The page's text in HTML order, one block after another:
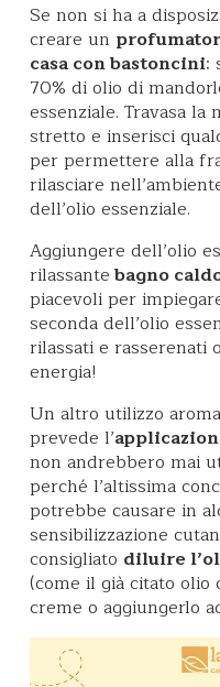
Se non si ha a
creare un
casa con bastoncini:
70% di olio di
essenziale. Travasa
stretto e inserisci
per permettere alla
rilasciare
dell’olio essenziale.
Aggiungere dell’olio
rilassantebagno
piacevoli per
seconda dell’olio
rilassati e
energia!
Un altro utilizzo
prevede l’
non andrebbero mai
perché l’altissima
potrebbe causare in
sensibilizzazione
consigliato diluire
(come il già citato
creme o aggiungerlo